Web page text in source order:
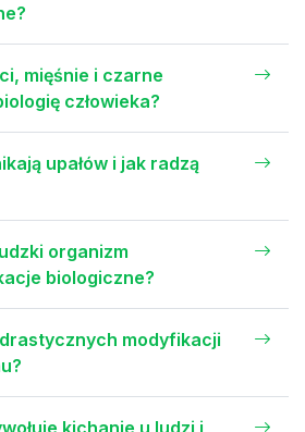
mięśnie i czarne
człowieka?
upałów i jak radzą
organizm
biologiczne?
modyfikacji
kichanie u ludzi i